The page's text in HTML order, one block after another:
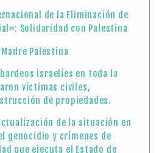
de la Eliminación de
Solidaridad con Palestina
Palestina
israelíes en toda la
víctimas civiles,
de propiedades.
de la situación en
genocidio y crímenes de
que ejecuta el Estado de